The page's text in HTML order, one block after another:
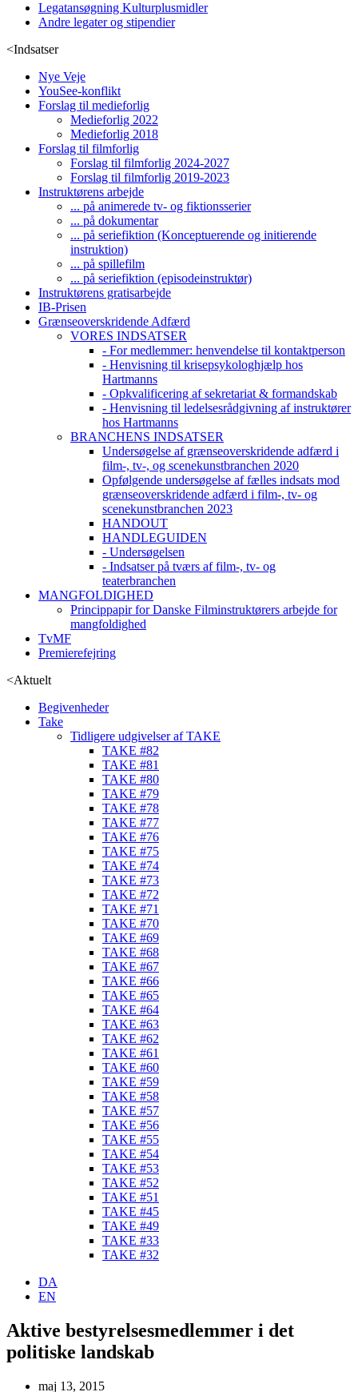
Legatansøgning Kulturplusmidler
Andre legater og stipendier
<Indsatser
Nye Veje
YouSee-konflikt
Forslag til medieforlig
Medieforlig 2022
Medieforlig 2018
Forslag til filmforlig
Forslag til filmforlig 2024-2027
Forslag til filmforlig 2019-2023
Instruktørens arbejde
... på animerede tv- og fiktionsserier
... på dokumentar
... på seriefiktion (Konceptuerende og initierende
instruktion)
... på spillefilm
... på seriefiktion (episodeinstruktør)
Instruktørens gratisarbejde
IB-Prisen
Grænseoverskridende Adfærd
VORES INDSATSER
- For medlemmer: henvendelse til kontaktperson
- Henvisning til krisepsykologhjælp hos
Hartmanns
- Opkvalificering af sekretariat & formandskab
- Henvisning til ledelsesrådgivning af instruktører
hos Hartmanns
BRANCHENS INDSATSER
Undersøgelse af grænseoverskridende adfærd i
film-, tv-, og scenekunstbranchen 2020
Opfølgende undersøgelse af fælles indsats mod
grænseoverskridende adfærd i film-, tv- og
scenekunstbranchen 2023
HANDOUT
HANDLEGUIDEN
- Undersøgelsen
- Indsatser på tværs af film-, tv- og
teaterbranchen
MANGFOLDIGHED
Princippapir for Danske Filminstruktørers arbejde for
mangfoldighed
TvMF
Premierefejring
<Aktuelt
Begivenheder
Take
Tidligere udgivelser af TAKE
TAKE #82
TAKE #81
TAKE #80
TAKE #79
TAKE #78
TAKE #77
TAKE #76
TAKE #75
TAKE #74
TAKE #73
TAKE #72
TAKE #71
TAKE #70
TAKE #69
TAKE #68
TAKE #67
TAKE #66
TAKE #65
TAKE #64
TAKE #63
TAKE #62
TAKE #61
TAKE #60
TAKE #59
TAKE #58
TAKE #57
TAKE #56
TAKE #55
TAKE #54
TAKE #53
TAKE #52
TAKE #51
TAKE #45
TAKE #49
TAKE #33
TAKE #32
DA
EN
Aktive bestyrelsesmedlemmer i det
politiske landskab
maj 13, 2015